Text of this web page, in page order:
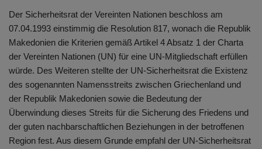
Der Sicherheitsrat der Vereinten Nationen beschloss am
07.04.1993 einstimmig die Resolution 817, wonach die Republik
Makedonien die Kriterien gemäß Artikel 4 Absatz 1 der Charta
der Vereinten Nationen (UN) für eine UN-Mitgliedschaft erfüllen
würde. Des Weiteren stellte der UN-Sicherheitsrat die Existenz
des sogenannten Namensstreits zwischen Griechenland und
der Republik Makedonien sowie die Bedeutung der
Überwindung dieses Streits für die Sicherung des Friedens und
der guten nachbarschaftlichen Beziehungen in der betroffenen
Region fest. Aus diesem Grunde empfahl der UN-Sicherheitsrat